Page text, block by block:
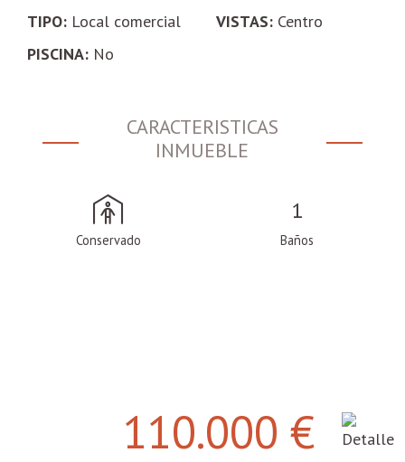
TIPO: Local comercial VISTAS: Centro
PISCINA: No
CARACTERISTICAS
INMUEBLE
Conservado
1
Baños
110.000 €